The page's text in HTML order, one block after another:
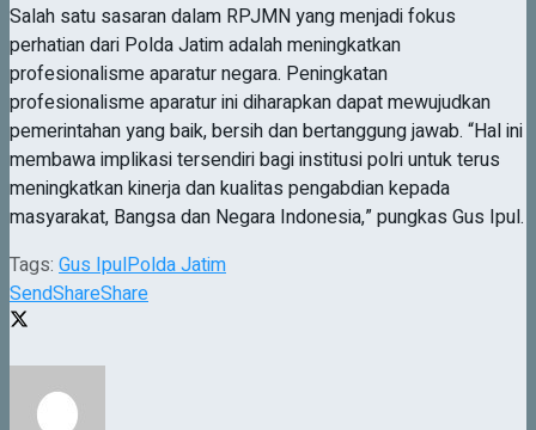
Salah satu sasaran dalam RPJMN yang menjadi fokus
perhatian dari Polda Jatim adalah meningkatkan
profesionalisme aparatur negara. Peningkatan
profesionalisme aparatur ini diharapkan dapat mewujudkan
pemerintahan yang baik, bersih dan bertanggung jawab. “Hal ini
membawa implikasi tersendiri bagi institusi polri untuk terus
meningkatkan kinerja dan kualitas pengabdian kepada
masyarakat, Bangsa dan Negara Indonesia,” pungkas Gus Ipul.
Tags: Gus IpulPolda Jatim
SendShareShare